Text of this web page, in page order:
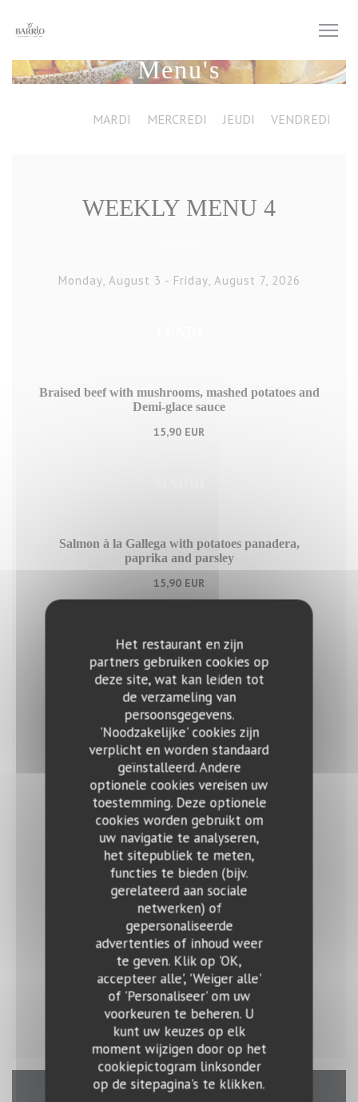
Het restaurant en zijn
partners gebruiken cookies op
deze site, wat kan leiden tot
de verzameling van
persoonsgegevens.
'Noodzakelijke' cookies zijn
verplicht en worden standaard
geïnstalleerd. Andere
optionele cookies vereisen uw
toestemming. Deze optionele
cookies worden gebruikt om
uw navigatie te analyseren,
het sitepubliek te meten,
functies te bieden (bijv.
gerelateerd aan sociale
netwerken) of
gepersonaliseerde
advertenties of inhoud weer
te geven. Klik op 'OK,
accepteer alle', 'Weiger alle'
of 'Personaliseer' om uw
voorkeuren te beheren. U
kunt uw keuzes op elk
moment wijzigen door op het
cookiepictogram linksonder
op de sitepagina's te klikken.
Menu's
MARDI MERCREDI JEUDI VENDREDI
WEEKLY MENU 4
Monday, August 3 - Friday, August 7, 2026
Braised beef with mushrooms, mashed potatoes and
Demi-glace sauce
15,90 EUR
Salmon à la Gallega with potatoes panadera,
paprika and parsley
15,90 EUR
Veal chop with sautéed vegetables
15,90 EUR
JEUDI
Pollo al chilindrón with rice (Stewed chicken with
tomato and peppers)
15,90 EUR
VENDREDI
Black rice with shrimps
15,90 EUR